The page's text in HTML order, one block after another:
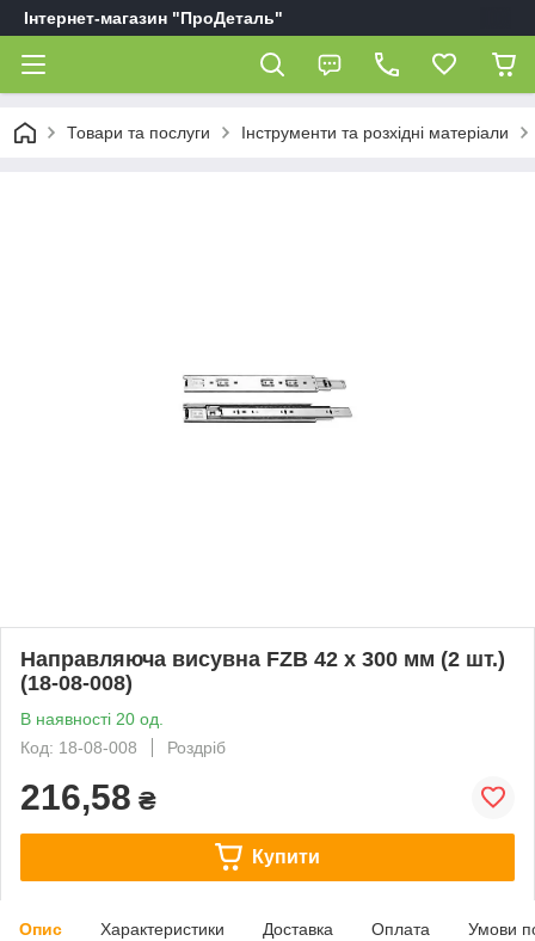
Інтернет-магазин "ПроДеталь"
Товари та послуги Інструменти та розхідні матеріали
Направляюча висувна FZB 42 x 300 мм (2 шт.)
(18-08-008)
В наявності 20 од.
Код: 18-08-008
Роздріб
216,58 ₴
Купити
Опис Характеристики Доставка Оплата Умови